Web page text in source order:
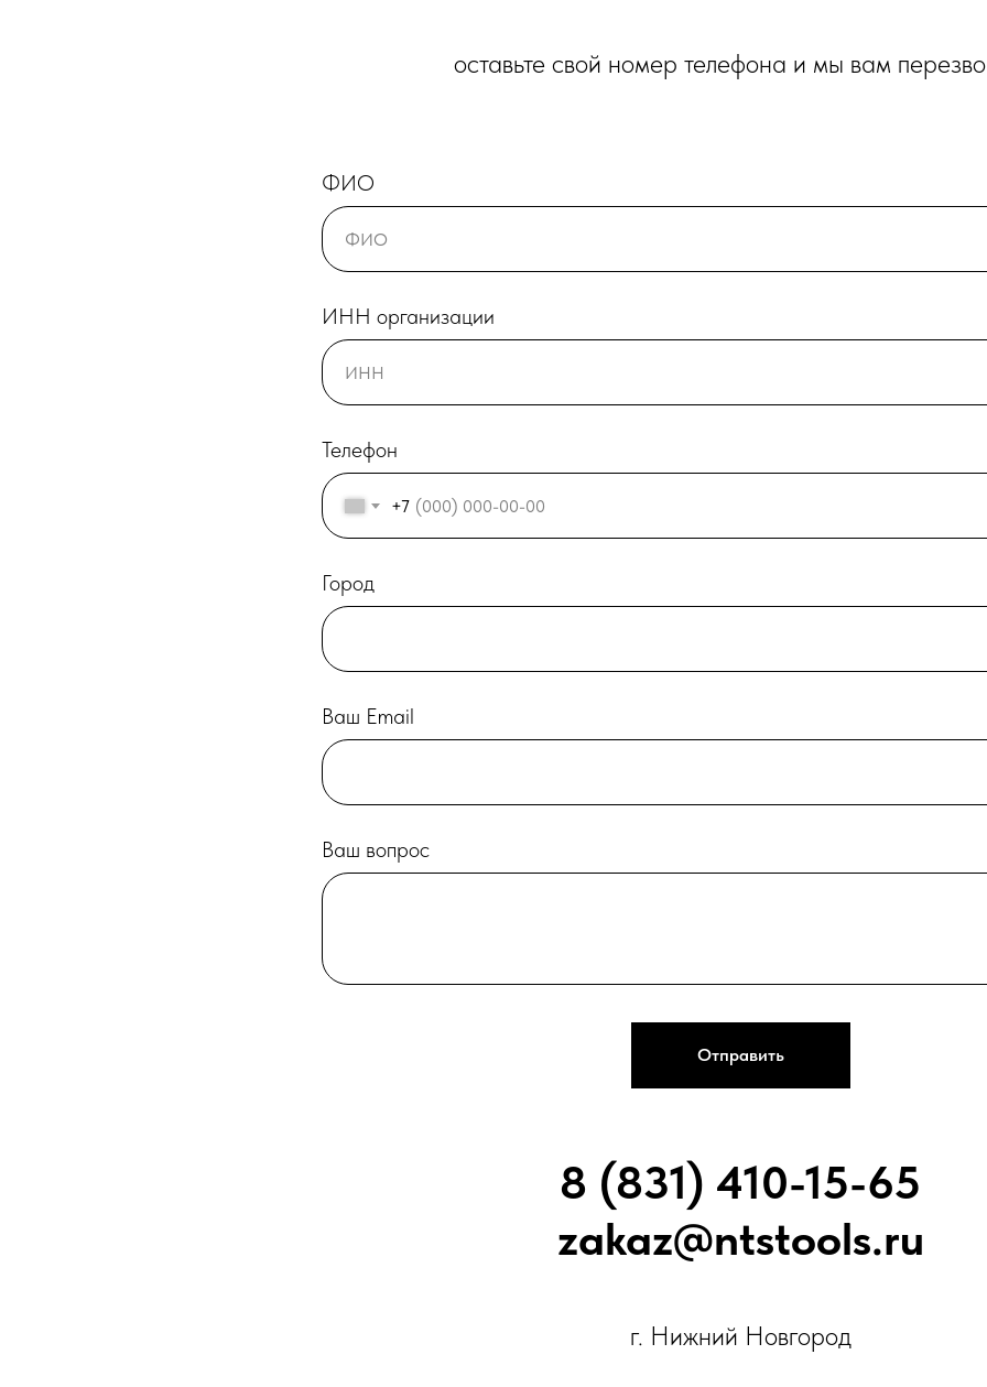
оставьте свой номер телефона и мы вам
ФИО
ИНН организации
Телефон
+7
Город
Ваш Email
Ваш вопрос
Отправить
8 (831) 410-15-65
zakaz@ntstools.ru
г. Нижний Новгород